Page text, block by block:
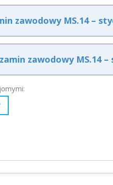
zawodowy MS.14 –
zawodowy MS.14